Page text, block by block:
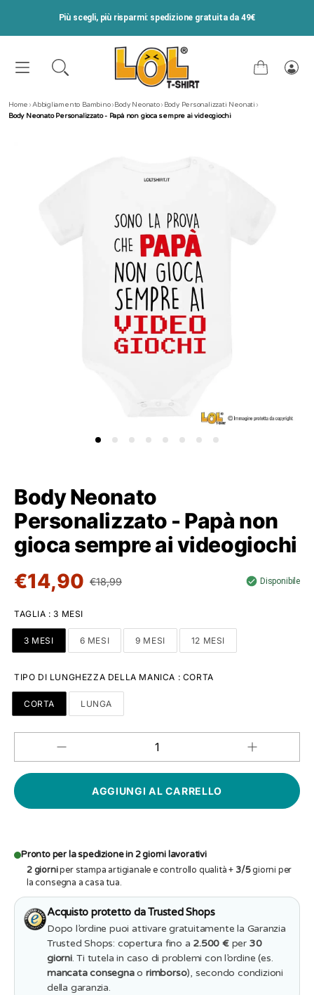
Più scegli, più risparmi: spedizione gratuita da 49€
Carrello
Home ›Abbigliamento Bambino ›Body Neonato› Body Personalizzati Neonati ›
Body Neonato Personalizzato - Papà non gioca sempre ai videogiochi
Body Neonato
Personalizzato - Papà non
gioca sempre ai videogiochi
€14,90 €18,99 Disponibile
TAGLIA :3 MESI
3 MESI 6 MESI 9 MESI 12 MESI
TIPO DI LUNGHEZZA DELLA MANICA : CORTA
CORTA LUNGA
Diminuisci
quantità
per
Neonato
Personalizzato
gioca
sempre
ai
videogiochi
Aumenta
quantità
ai
Pronto per la spedizione in 2 giorni lavorativi
2 giorniper stampa artigianale e controllo qualità + 3/5giorni per
la consegna a casa tua.
Acquisto protetto da Trusted Shops
Dopo l’ordine puoi attivare gratuitamente la Garanzia
Trusted Shops: copertura fino a 2.500 €per 30
giorni. Ti tutela in caso di problemi con l’ordine (es.
mancata consegnaorimborso), secondo condizioni
della garanzia.